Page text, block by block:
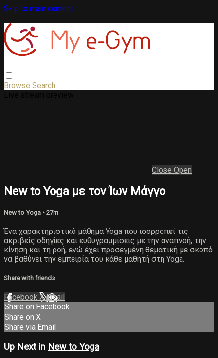
Skip to main content
Browse Search
Close Open
New to Yoga με τον Ίων Μάγγο
New to Yoga • 27m
Ένα χαρακτηριστικό μάθημα Yoga που ισορροπεί τις
ακριβείς οδηγίες και ευθυγραμμίσεις με την αναπνοή, την
κίνηση και τη ροή, ενώ έχει προσεγμένη θεματική με σκοπό
να βαθύνει την εμπειρία του κάθε μαθητή στη Yoga.
Share with friends
Facebook XEmail
Share on Facebook
Share on X
Share via Email
Up Next in New to Yoga